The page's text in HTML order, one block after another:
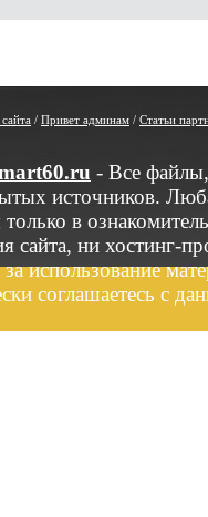
/ Привет админам / Статьи
- Все
источников.
только в
сайта, ни хостинг-
использование
соглашаетесь с